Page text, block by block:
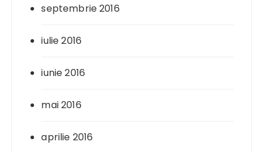
septembrie 2016
iulie 2016
iunie 2016
mai 2016
aprilie 2016